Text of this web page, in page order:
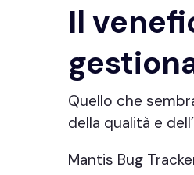
Il
Quello che
della qualità e
Mantis Bug